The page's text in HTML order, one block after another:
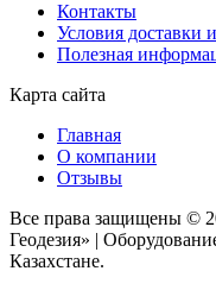
Контакты
Условия доставки
Полезная
Карта сайта
Главная
О компании
Отзывы
Все права защищены ©
Геодезия» |
Казахстане.